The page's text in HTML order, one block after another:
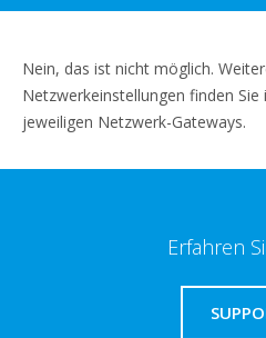
Nein, das ist nicht möglich.
Netzwerkeinstellungen finden
jeweiligen Netzwerk-Gateways.
Erfahren